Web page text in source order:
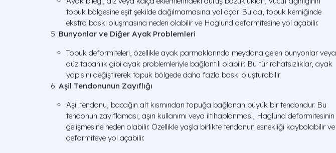
topuk bölgesine eşit şekilde dağılmamasına yol açar. Bu da, topuk kemiğinde
ekstra baskı oluşmasına neden olabilir ve Haglund deformitesine yol açabilir.
Bunyonlar ve Diğer Ayak Problemleri
Topuk deformiteleri, özellikle ayak parmaklarında meydana gelen bunyonlar veya
düz tabanlık gibi ayak problemleriyle bağlantılı olabilir. Bu tür rahatsızlıklar, ayak
yapısını değiştirerek topuk bölgede daha fazla baskı oluşturabilir.
Aşil Tendonunun Zayıflığı
Aşil tendonu, bacağın alt kısmından topuğa bağlanan büyük bir tendondur. Bu
tendonun zayıflaması, aşırı kullanımı veya iltihaplanması, Haglund deformitesinin
gelişmesine neden olabilir. Özellikle yaşla birlikte tendonun esnekliği kaybolabilir ve
deformiteye yol açabilir.